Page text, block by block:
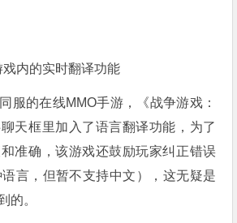
戏内的实时翻译功能
服的在线MMO手游，《战争游戏：
天框里加入了语言翻译功能，为了
准确，该游戏还鼓励玩家纠正错误
言，但暂不支持中文），这无疑是
的。